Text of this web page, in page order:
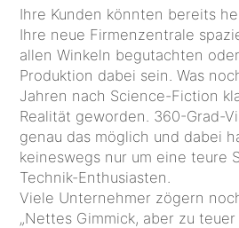
Ihre Kunden könnten bereits
Ihre neue Firmenzentrale
allen Winkeln begutachten
Produktion dabei sein. Was
Jahren nach Science-Fiction
Realität geworden. 360-Grad-
genau das möglich und dabei handelt es sich
keineswegs nur um eine teure
Technik-Enthusiasten.
Viele Unternehmer zögern
„Nettes Gimmick, aber zu